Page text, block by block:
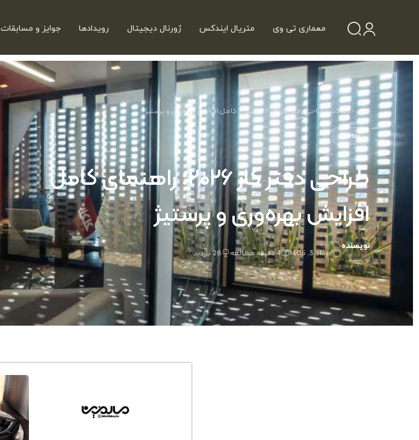
معماری تی وی متریال ایندکس ژورنال دیجیتال رویدادها جوایز و مسابقات
خانه ‹مقالات‹طراحی دفتر کار ۲۰۲۶؛ راهنمای کامل افزایش بهره‌وری و پرستیژ
مقالات
طراحی دفتر کار ۲۰۲۶؛ راهنمای کامل
افزایش بهره‌وری و پرستیژ
نویسنده
نویسنده
مرداد 3, 1405 4 دقیقه مطالعه 26 بازدید